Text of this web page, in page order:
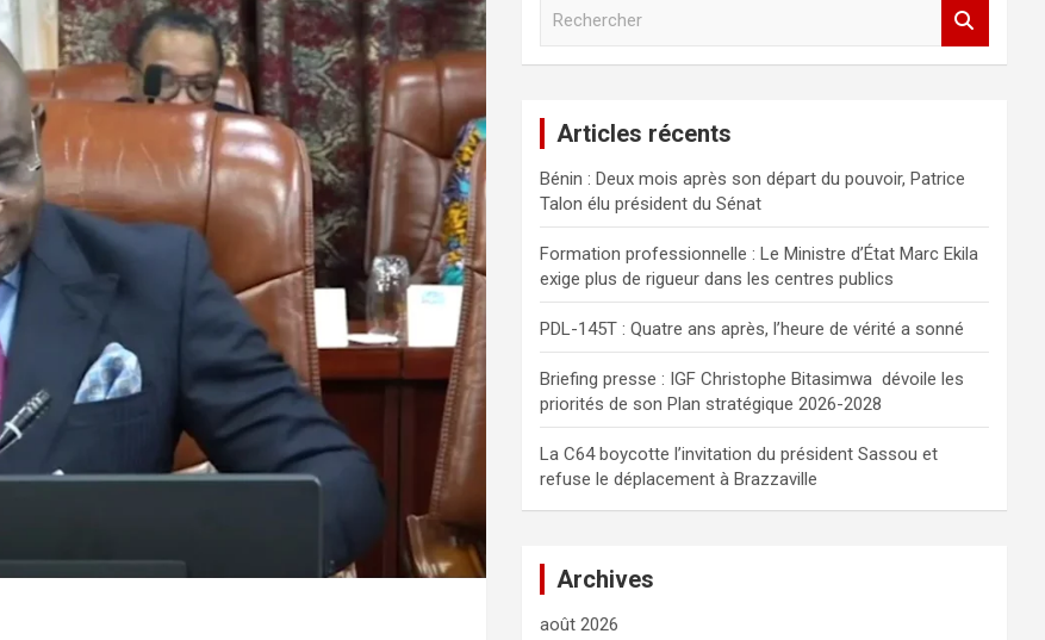
c
h
e
r
Articles récents
Bénin : Deux mois après son départ du pouvoir, Patrice
Talon élu président du Sénat
Formation professionnelle : Le Ministre d’État Marc Ekila
exige plus de rigueur dans les centres publics
PDL-145T : Quatre ans après, l’heure de vérité a sonné
Briefing presse : IGF Christophe Bitasimwa dévoile les
priorités de son Plan stratégique 2026-2028
La C64 boycotte l’invitation du président Sassou et
refuse le déplacement à Brazzaville
Archives
août 2026